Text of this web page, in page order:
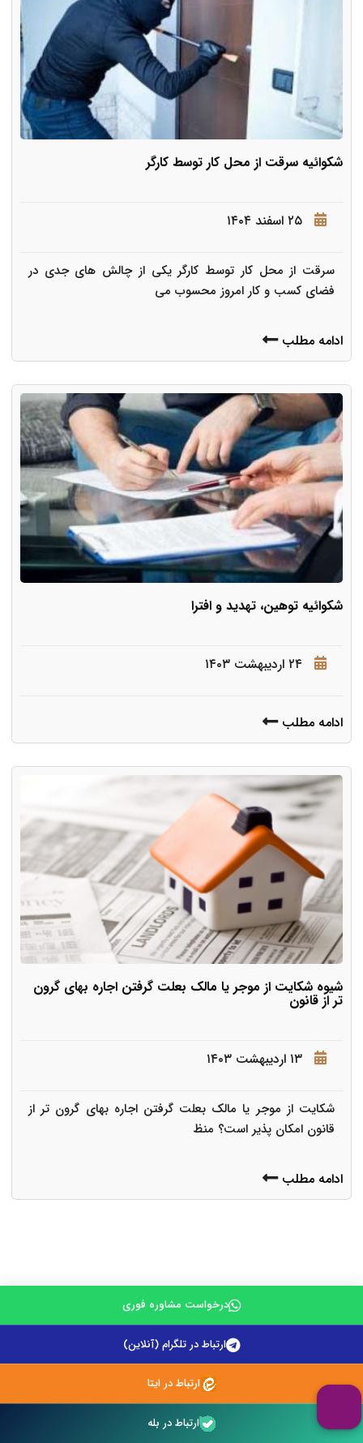
شکوائیه سرقت از محل کار توسط کارگر
۲۵ اسفند ۱۴۰۴
سرقت از محل کار توسط کارگر یکی از چالش های جدی در
فضای کسب و کار امروز محسوب می
ادامه مطلب
شکوائیه توهین، تهدید و افترا
۲۴ اردیبهشت ۱۴۰۳
ادامه مطلب
شیوه شکایت از موجر یا مالک بعلت گرفتن اجاره بهای گرون
تر از قانون
۱۳ اردیبهشت ۱۴۰۳
شکایت از موجر یا مالک بعلت گرفتن اجاره بهای گرون تر از
قانون امکان پذیر است؟ منظ
ادامه مطلب
مشاوره فوری تلفنی با وکیل پایه یک
درخواست مشاوره فوری
ارتباط در تلگرام (آنلاین)
ارتباط در ایتا
ارتباط در بله